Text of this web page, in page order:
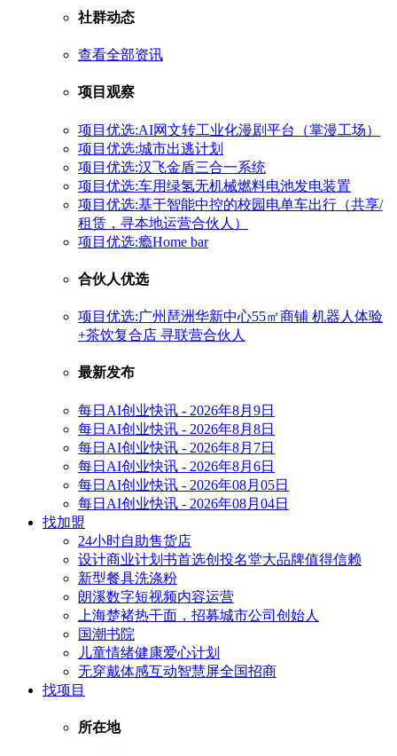
社群动态
查看全部资讯
项目观察
项目优选:AI网文转工业化漫剧平台（掌漫工场）
项目优选:城市出逃计划
项目优选:汉飞金盾三合一系统
项目优选:车用绿氢无机械燃料电池发电装置
项目优选:基于智能中控的校园电单车出行（共享/
租赁，寻本地运营合伙人）
项目优选:瘾Home bar
合伙人优选
项目优选:广州琶洲华新中心55㎡商铺 机器人体验
+茶饮复合店 寻联营合伙人
最新发布
每日AI创业快讯 - 2026年8月9日
每日AI创业快讯 - 2026年8月8日
每日AI创业快讯 - 2026年8月7日
每日AI创业快讯 - 2026年8月6日
每日AI创业快讯 - 2026年08月05日
每日AI创业快讯 - 2026年08月04日
找加盟
24小时自助售货店
设计商业计划书首选创投名堂大品牌值得信赖
新型餐具洗涤粉
朗溪数字短视频内容运营
上海楚褚热干面，招募城市公司创始人
国潮书院
儿童情绪健康爱心计划
无穿戴体感互动智慧屏全国招商
找项目
所在地